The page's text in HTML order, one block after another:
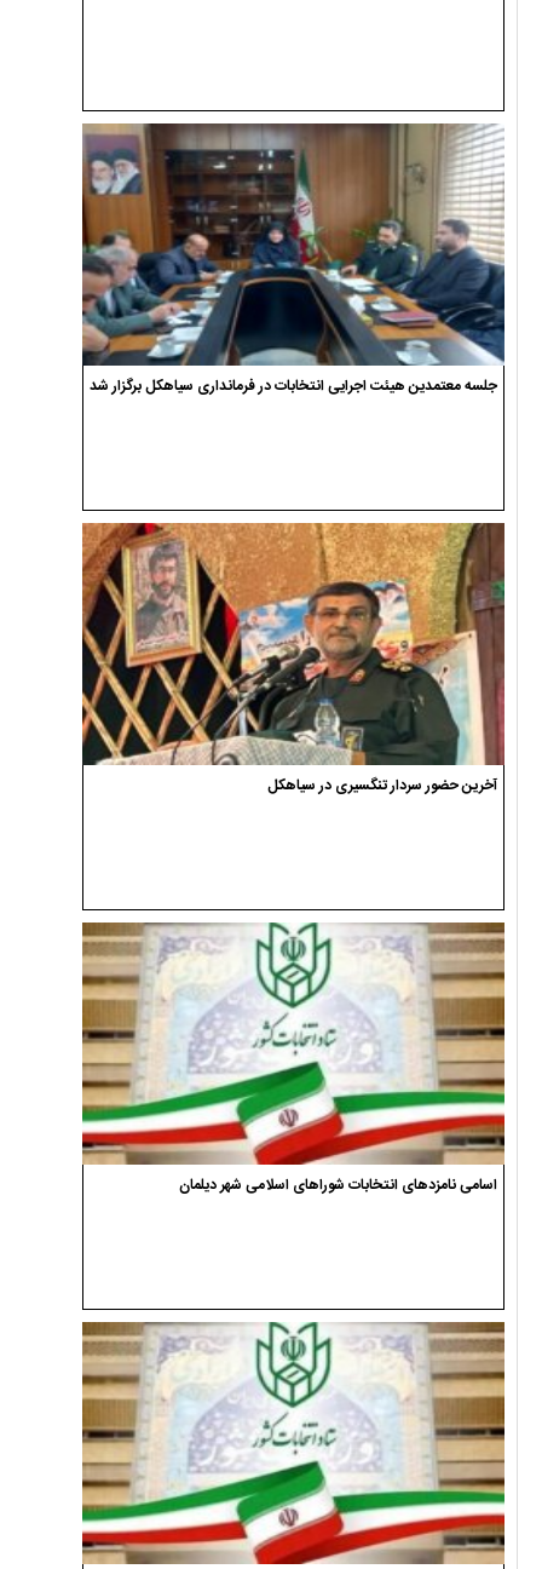
جلسه معتمدین هیئت اجرایی انتخابات در فرمانداری سیاهکل برگزار شد
آخرین حضور سردار تنگسیری در سیاهکل
اسامی نامزدهای انتخابات شوراهای اسلامی شهر دیلمان